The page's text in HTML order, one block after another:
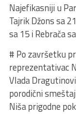
Najefikasniji u
Tajrik Džons sa
sa 15 i Rebrača
# Po završetku
reprezentativac
Vlada
porodični
Niša prigodne